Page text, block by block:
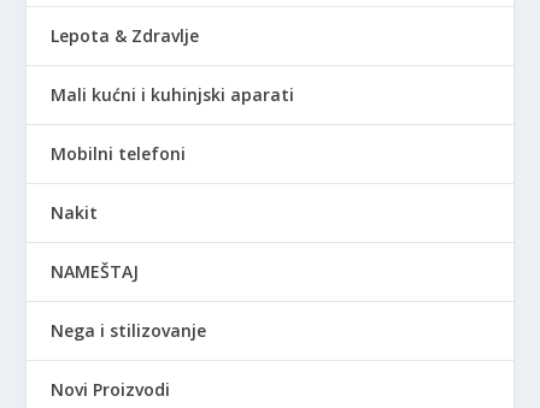
Lepota & Zdravlje
Mali kućni i kuhinjski aparati
Mobilni telefoni
Nakit
NAMEŠTAJ
Nega i stilizovanje
Novi Proizvodi